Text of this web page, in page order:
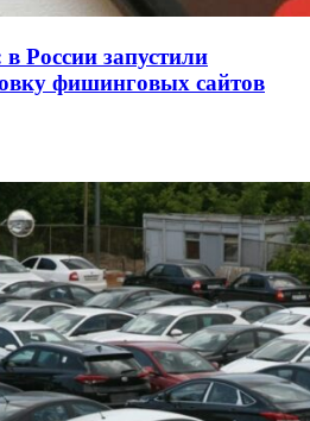
России запустили
фишинговых сайтов